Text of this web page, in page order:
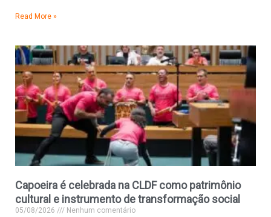
Read More »
Capoeira é celebrada na CLDF como patrimônio
cultural e instrumento de transformação social
05/08/2026 Nenhum comentário